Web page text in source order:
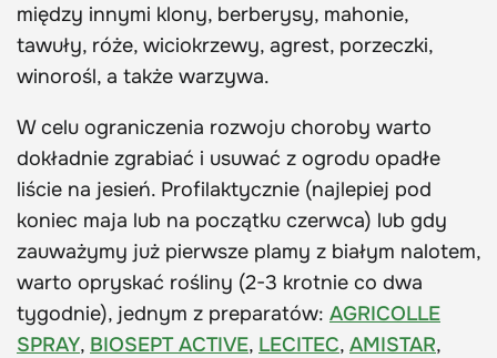
między innymi klony, berberysy, mahonie,
tawuły, róże, wiciokrzewy, agrest, porzeczki,
winorośl, a także warzywa.
W celu ograniczenia rozwoju choroby warto
dokładnie zgrabiać i usuwać z ogrodu opadłe
liście na jesień. Profilaktycznie (najlepiej pod
koniec maja lub na początku czerwca) lub gdy
zauważymy już pierwsze plamy z białym nalotem,
warto opryskać rośliny (2-3 krotnie co dwa
tygodnie), jednym z preparatów: AGRICOLLE
SPRAY, BIOSEPT ACTIVE, LECITEC, AMISTAR,